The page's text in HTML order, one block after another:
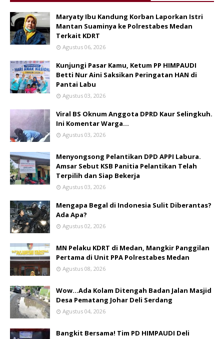
Maryaty Ibu Kandung Korban Laporkan Istri
Mantan Suaminya ke Polrestabes Medan
Terkait KDRT
Agustus 06, 2026
Kunjungi Pasar Kamu, Ketum PP HIMPAUDI
Betti Nur Aini Saksikan Peringatan HAN di
Pantai Labu
Agustus 03, 2026
Viral BS Oknum Anggota DPRD Kaur Selingkuh.
Ini Komentar Warga…
Agustus 03, 2026
Menyongsong Pelantikan DPD APPI Labura.
Amsar Sebut KSB Panitia Pelantikan Telah
Terpilih dan Siap Bekerja
Agustus 03, 2026
Mengapa Begal di Indonesia Sulit Diberantas?
Ada Apa?
Agustus 02, 2026
MN Pelaku KDRT di Medan, Mangkir Panggilan
Pertama di Unit PPA Polrestabes Medan
Agustus 08, 2026
Wow...Ada Kolam Ditengah Badan Jalan Masjid
Desa Pematang Johar Deli Serdang
Agustus 04, 2026
Bangkit Bersama! Tim PD HIMPAUDI Deli